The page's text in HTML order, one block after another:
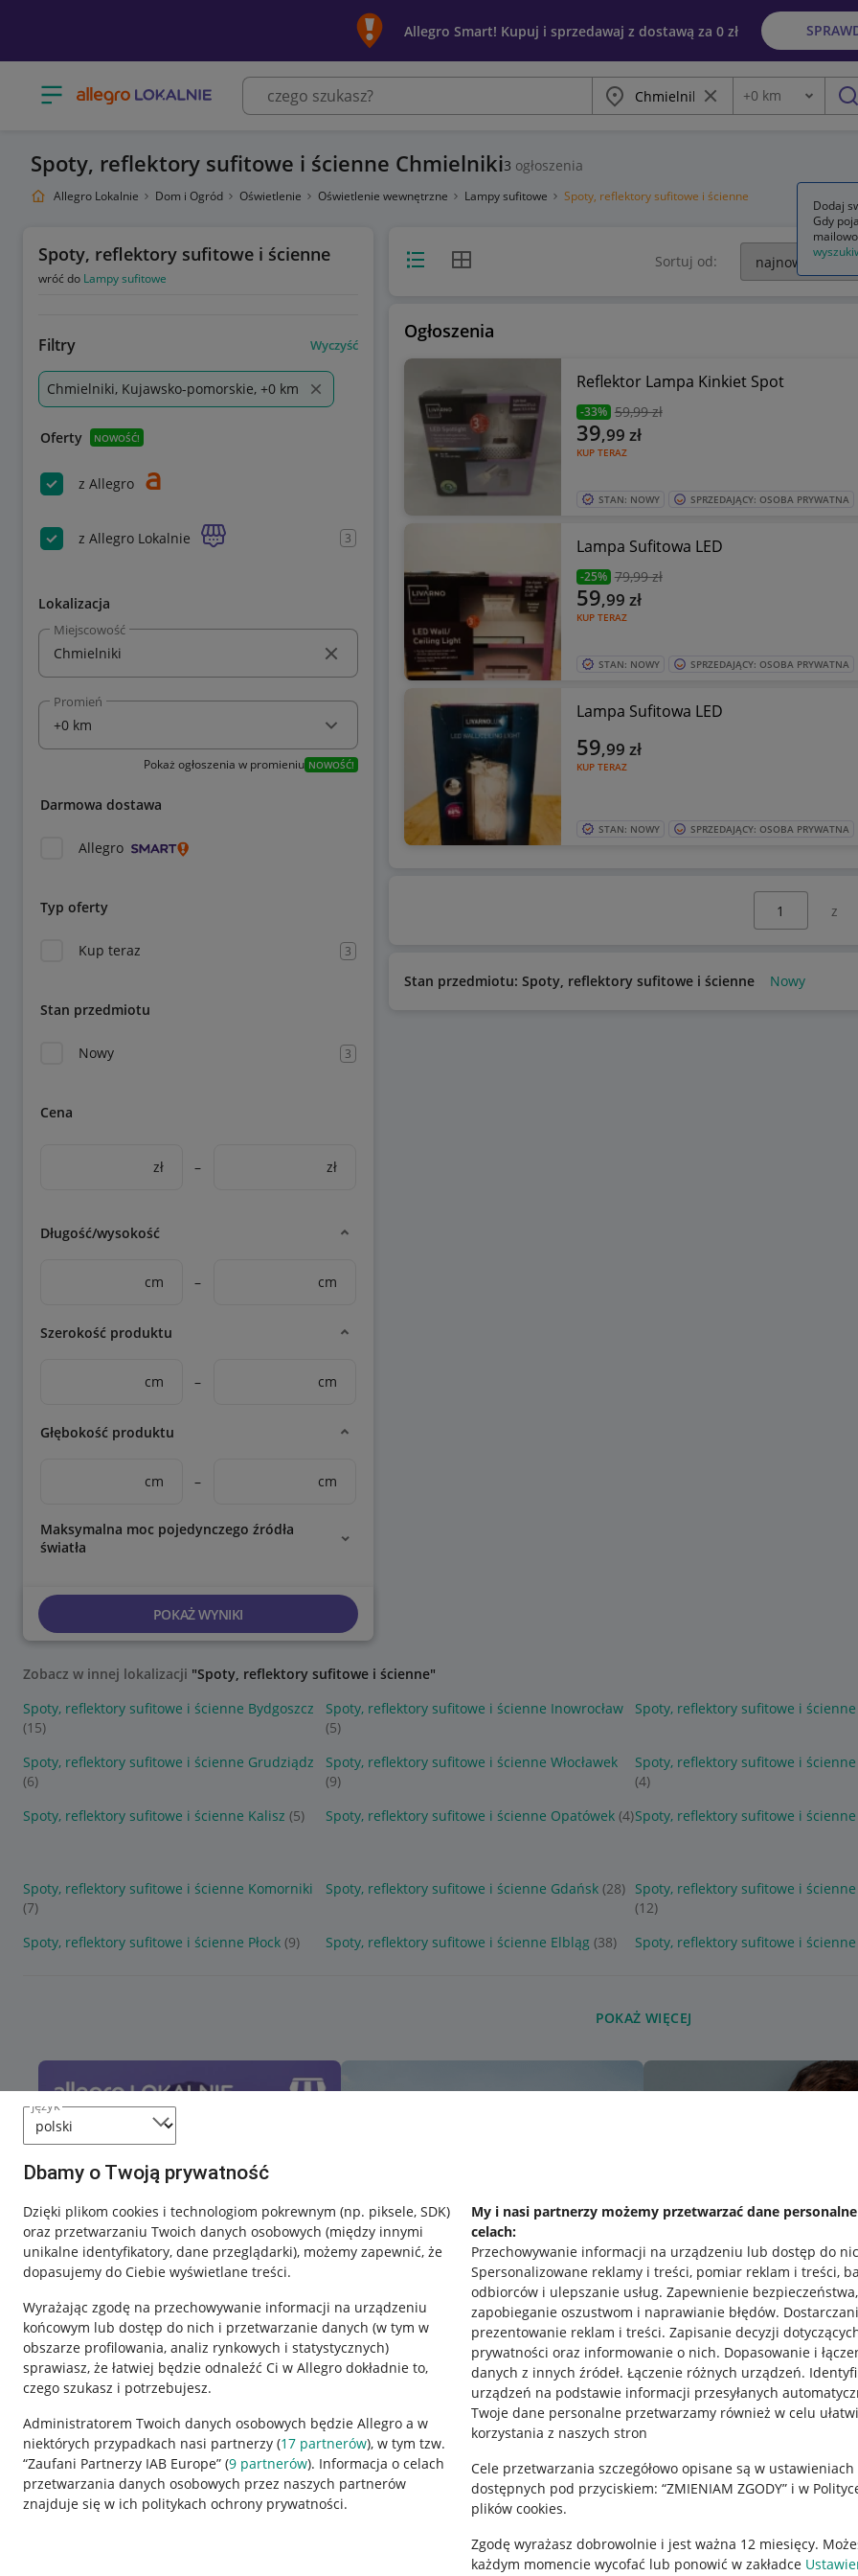
język
Dbamy o Twoją prywatność
Dzięki plikom cookies i technologiom pokrewnym (np. piksele, SDK)
oraz przetwarzaniu Twoich danych osobowych (między innymi
unikalne identyfikatory, dane przeglądarki), możemy zapewnić, że
dopasujemy do Ciebie wyświetlane treści.
Wyrażając zgodę na przechowywanie informacji na urządzeniu
końcowym lub dostęp do nich i przetwarzanie danych (w tym w
obszarze profilowania, analiz rynkowych i statystycznych)
sprawiasz, że łatwiej będzie odnaleźć Ci w Allegro dokładnie to,
czego szukasz i potrzebujesz.
Administratorem Twoich danych osobowych będzie Allegro a w
niektórych przypadkach nasi partnerzy (17 partnerów), w tym tzw.
“Zaufani Partnerzy IAB Europe” (9 partnerów). Informacja o celach
przetwarzania danych osobowych przez naszych partnerów
znajduje się w ich politykach ochrony prywatności.
My i nasi partnerzy możemy przetwarzać dane
celach:
Przechowywanie informacji na urządzeniu lub dostęp do
Spersonalizowane reklamy i treści, pomiar reklam i treści,
odbiorców i ulepszanie usług. Zapewnienie bezpieczeństwa,
zapobieganie oszustwom i naprawianie błędów.
prezentowanie reklam i treści. Zapisanie decyzji
prywatności oraz informowanie o nich. Dopasowanie i
danych z innych źródeł. Łączenie różnych urządzeń.
urządzeń na podstawie informacji przesyłanych
Twoje dane personalne przetwarzamy również w celu
korzystania z naszych stron
Cele przetwarzania szczegółowo opisane są w ustawieniach
dostępnych pod przyciskiem: “ZMIENIAM ZGODY” i w
plików cookies.
Zgodę wyrażasz dobrowolnie i jest ważna 12 miesięcy.
każdym momencie wycofać lub ponowić w zakładce
Allegro Smart! Kupuj i sprzedawaj z dostawą za 0 zł
Otwórz menu z kategoriami Miasto Wyczyść frazę
Odległość
+0 km
Spoty, reflektory sufitowe i ścienne Chmielniki3 ogłoszenia
Allegro Lokalnie Dom i Ogród Oświetlenie Oświetlenie wewnętrzne Lampy sufitowe Spoty, reflektory sufitowe i ścienne
Spoty, reflektory sufitowe i ścienne
wróć do Lampy sufitowe
Filtry Wyczyść
Chmielniki, Kujawsko-pomorskie, +0 km
Oferty NOWOŚĆ!
z Allegro
z Allegro Lokalnie 3
Lokalizacja
Miejscowość
Promień
Pokaż ogłoszenia w promieniu NOWOŚĆ!
Darmowa dostawa
Allegro
Typ oferty
Kup teraz 3
Stan przedmiotu
Nowy 3
Cena
zł – zł
Długość/wysokość
cm – cm
Szerokość produktu
cm – cm
Głębokość produktu
cm – cm
Maksymalna moc pojedynczego źródła
światła
POKAŻ WYNIKI
Widok listyWidok siatki Sortuj od:
Ogłoszenia
Reflektor Lampa Kinkiet Spot
-33% 59,99 zł
KUP TERAZ
39,99 zł
STAN: NOWY SPRZEDAJĄCY: OSOBA PRYWATNA
Lampa Sufitowa LED
-25% 79,99 zł
KUP TERAZ
59,99 zł
STAN: NOWY SPRZEDAJĄCY: OSOBA PRYWATNA
Lampa Sufitowa LED
KUP TERAZ
59,99 zł
STAN: NOWY SPRZEDAJĄCY: OSOBA PRYWATNA
z
Stan przedmiotu: Spoty, reflektory sufitowe i ścienne Nowy
Zobacz w innej lokalizacji "Spoty, reflektory sufitowe i ścienne"
Spoty, reflektory sufitowe i ścienne Bydgoszcz
(15)
Spoty, reflektory sufitowe i ścienne Inowrocław
(5)
Spoty, reflektory sufitowe i
Spoty, reflektory sufitowe i ścienne Grudziądz
(6)
Spoty, reflektory sufitowe i ścienne Włocławek
(9)
Spoty, reflektory sufitowe i
(4)
Spoty, reflektory sufitowe i ścienne Kalisz (5) Spoty, reflektory sufitowe i ścienne Opatówek (4)Spoty, reflektory sufitowe i ścienne
Spoty, reflektory sufitowe i ścienne Komorniki
(7)
Spoty, reflektory sufitowe i ścienne Gdańsk (28) Spoty, reflektory sufitowe i
(12)
Spoty, reflektory sufitowe i ścienne Płock (9) Spoty, reflektory sufitowe i ścienne Elbląg (38) Spoty, reflektory sufitowe i
POKAŻ WIĘCEJ
Przydatne informacje
Jak to działa
Napisz do nas
Allegro Gadane dla sprzedających
Regulamin
Polityka plików "cookies"
Ustawienia plików "cookies"
Udostępnianie lokalizacji
Pobierz aplikację
Dodaj
Gdy